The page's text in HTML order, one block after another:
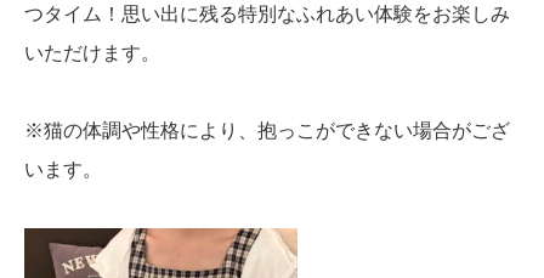
つタイム！思い出に残る特別なふれあい体験をお楽しみ
いただけます。
※猫の体調や性格により、抱っこができない場合がござ
います。